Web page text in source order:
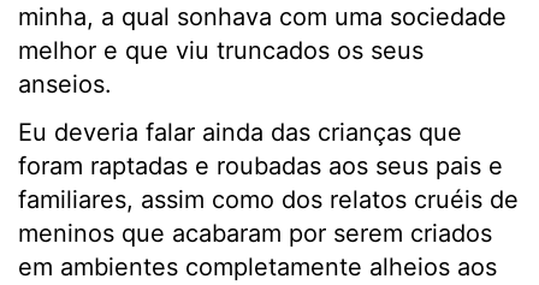
minha, a qual sonhava com uma sociedade
melhor e que viu truncados os seus
anseios.
Eu deveria falar ainda das crianças que
foram raptadas e roubadas aos seus pais e
familiares, assim como dos relatos cruéis de
meninos que acabaram por serem criados
em ambientes completamente alheios aos